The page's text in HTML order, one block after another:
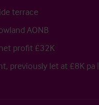
terrace
AONB
profit £32K
previously let at £8K pa |